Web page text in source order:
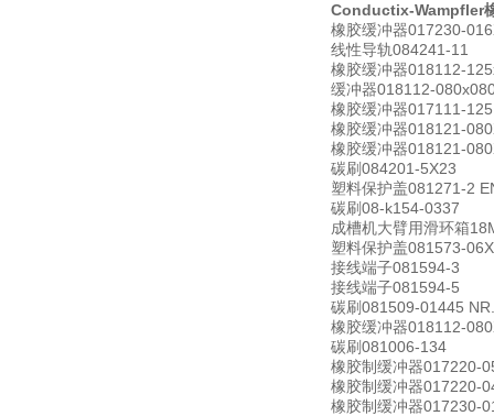
Conductix-Wampfler
橡胶缓冲器017230-
线性导轨084241-11
橡胶缓冲器018112-
缓冲器018112-
橡胶缓冲器017111-
橡胶缓冲器018121-
橡胶缓冲器018121-
碳刷084201-5X23
塑料保护盖081271-2
碳刷08-k154-0337
成槽机大臂用滑环箱
塑料保护盖081573-
接线端子081594-3
接线端子081594-5
碳刷081509-01445
橡胶缓冲器018112-
碳刷081006-134
橡胶制缓冲器017220-
橡胶制缓冲器017220-
橡胶制缓冲器017230-